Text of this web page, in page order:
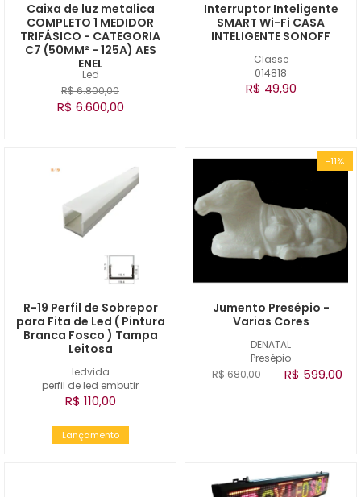
Led
Caixa de luz metalica
COMPLETO 1 MEDIDOR
TRIFÁSICO - CATEGORIA
C7 (50MM² - 125A) AES
ENEL
R$ 6.800,00
R$ 6.600,00
Classe
014818
Interruptor Inteligente
SMART Wi-Fi CASA
INTELIGENTE SONOFF
R$ 49,90
ledvida
perfil de led embutir
R-19 Perfil de Sobrepor
para Fita de Led ( Pintura
Branca Fosco ) Tampa
Leitosa
R$ 110,00
Lançamento
-11%
DENATAL
Presépio
Jumento Presépio -
Varias Cores
R$ 680,00 R$ 599,00